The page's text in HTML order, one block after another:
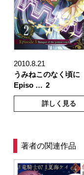
2010.8.21
うみねこのなく頃に
Episo … 2
詳しく見る
著者の関連作品